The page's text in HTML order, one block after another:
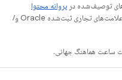
توصیف‌شده در پروانه محتوا
هستند. جاوا و OpenJDK علامت‌های تجاری یا علامت‌های تجاری ثبت‌شده Oracle و/